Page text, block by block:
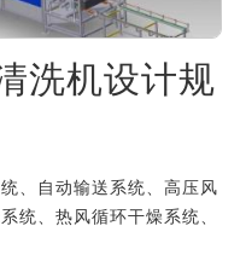
洗机设计规
、自动输送系统、高压风
统、热风循环干燥系统、